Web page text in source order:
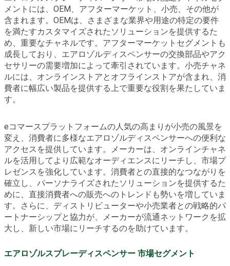
メントには、OEM、アフターマーケット、小売、その他が
含まれます。OEMは、さまざまな業界や用途の特定の要件
を満たすカスタマイズされたソリューションを提供するた
め、重要なチャネルです。アフターマーケットセグメントも
成長しており、エアロゾルディスペンサーの交換部品やアク
セサリーの需要増加によって牽引されています。小売チャネ
ルには、オンラインストアとオフラインストアが含まれ、消
費者に幅広い製品を提供する上で重要な役割を果たしていま
す。
eコマースプラットフォームの人気の高まりが小売の風景を
変え、消費者に多様なエアロゾルディスペンサーへの便利な
アクセスを提供しています。メーカーは、オンラインチャネ
ルを活用してより広範なオーディエンスにリーチし、市場プ
レゼンスを強化しています。消費者との直接的なつながりを
確立し、パーソナライズされたソリューションを提供するた
めに、直接消費者への販売へのトレンドも勢いを増していま
す。さらに、ディストリビューターや小売業者との戦略的パ
ートナーシップと協力が、メーカーが流通ネットワークを拡
大し、新しい市場にリーチするのを助けています。
エアロゾルスプレーディスペンサー 市場セグメント